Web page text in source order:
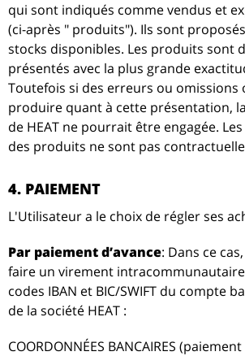
qui sont indiqués comme vendus et
(ci-après " produits"). Ils sont
stocks disponibles. Les produits sont
présentés avec la plus grande
Toutefois si des erreurs ou omissions
produire quant à cette présentation,
de HEAT ne pourrait être engagée.
des produits ne sont pas
4. PAIEMENT
L'Utilisateur a le choix de régler ses
Par paiement d’avance: Dans ce
faire un virement
codes IBAN et BIC/SWIFT du compte
de la société HEAT :
COORDONNÉES BANCAIRES